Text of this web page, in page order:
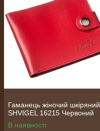
Гаманець жіночий шкіряний
SHVIGEL 16215 Червоний
В наявності